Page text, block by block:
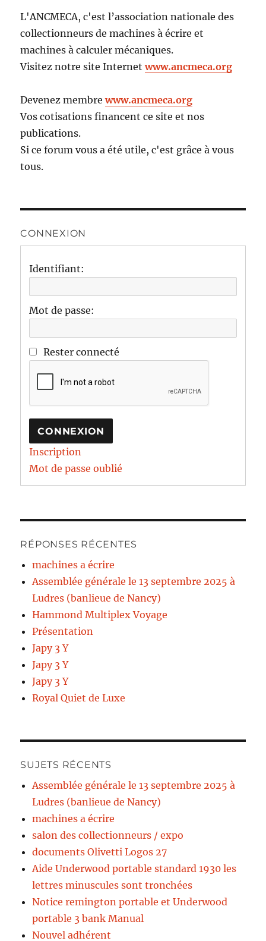
L'ANCMECA, c'est l’association nationale des
collectionneurs de machines à écrire et
machines à calculer mécaniques.
Visitez notre site Internetwww.ancmeca.org
Devenez membrewww.ancmeca.org
Vos cotisations financent ce site et nos
publications.
Si ce forum vous a été utile, c'est grâce à vous
tous.
CONNEXION
Identifiant:
Mot de passe:
Rester connecté
CONNEXION
Inscription
Mot de passe oublié
RÉPONSES RÉCENTES
machines a écrire
Assemblée générale le 13 septembre 2025 à
Ludres (banlieue de Nancy)
Hammond Multiplex Voyage
Présentation
Japy 3 Y
Japy 3 Y
Japy 3 Y
Royal Quiet de Luxe
SUJETS RÉCENTS
Assemblée générale le 13 septembre 2025 à
Ludres (banlieue de Nancy)
machines a écrire
salon des collectionneurs / expo
documents Olivetti Logos 27
Aide Underwood portable standard 1930 les
lettres minuscules sont tronchées
Notice remington portable et Underwood
portable 3 bank Manual
Nouvel adhérent